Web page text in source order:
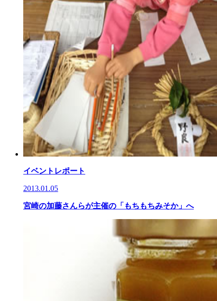
イベントレポート
2013.01.05
宮崎の加藤さんらが主催の「もちもちみそか」へ